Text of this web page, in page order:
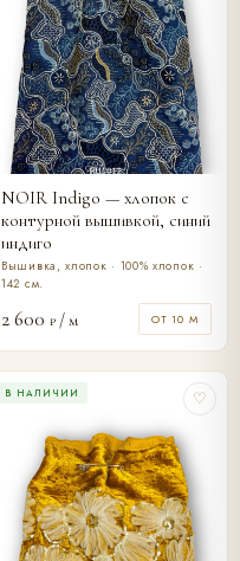
NOIR Indigo — хлопок с
контурной вышивкой, синий
индиго
Вышивка, хлопок · 100% хлопок ·
142 см.
2 600 ₽ / м ОТ 10 М
В НАЛИЧИИ ♡